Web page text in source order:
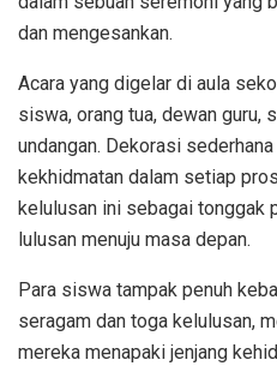
dan mengesankan.
Acara yang digelar di aula
siswa, orang tua, dewan guru,
undangan. Dekorasi
kekhidmatan dalam setiap
kelulusan ini sebagai tonggak
lulusan menuju masa depan.
Para siswa tampak penuh
seragam dan toga kelulusan,
mereka menapaki jenjang